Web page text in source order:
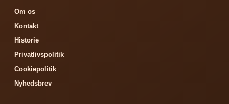
Om os
Kontakt
Historie
Privatlivspolitik
Cookiepolitik
Nyhedsbrev